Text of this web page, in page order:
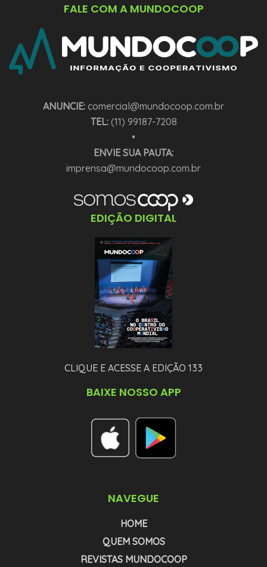
FALE COM A MUNDOCOOP
ANUNCIE: comercial@mundocoop.com.br
TEL:(11) 99187-7208
•
ENVIE SUA PAUTA:
imprensa@mundocoop.com.br
EDIÇÃO DIGITAL
CLIQUE E ACESSE A EDIÇÃO 133
BAIXE NOSSO APP
NAVEGUE
HOME
QUEM SOMOS
REVISTAS MUNDOCOOP